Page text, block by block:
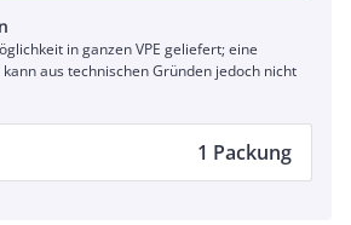
in ganzen VPE geliefert; eine
kann aus technischen Gründen jedoch nicht
1 Packung